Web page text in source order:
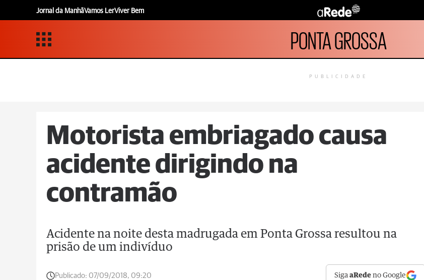
Jornal da ManhãVamos LerViver Bem
PONTA GROSSA
PUBLICIDADE
Motorista embriagado causa
acidente dirigindo na
contramão
Acidente na noite desta madrugada em Ponta Grossa resultou na
prisão de um indivíduo
Publicado: 07/09/2018, 09:20 SigaaRede no Google